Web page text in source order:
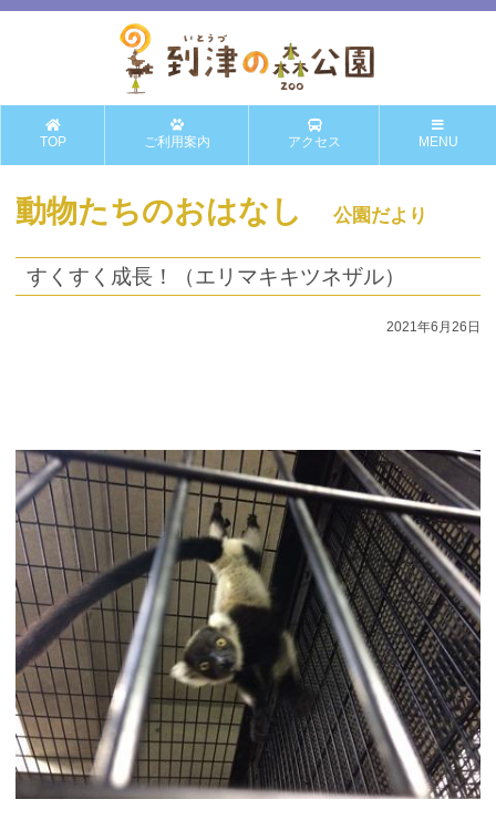
TOP ご利用案内 アクセス MENU
動物たちのおはなし 公園だより
すくすく成長！（エリマキキツネザル）
2021年6月26日